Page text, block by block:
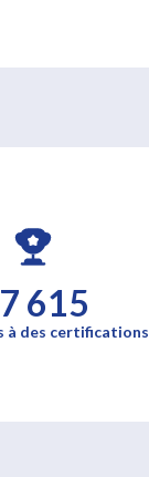
615
à des certifications